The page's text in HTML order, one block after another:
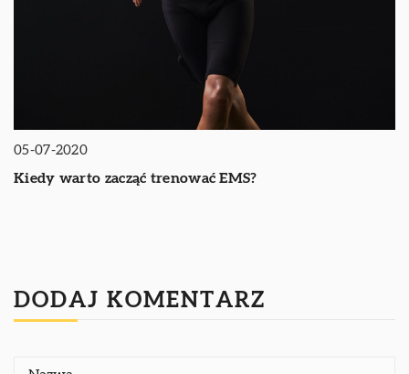
05-07-2020
Kiedy warto zacząć trenować EMS?
DODAJ KOMENTARZ